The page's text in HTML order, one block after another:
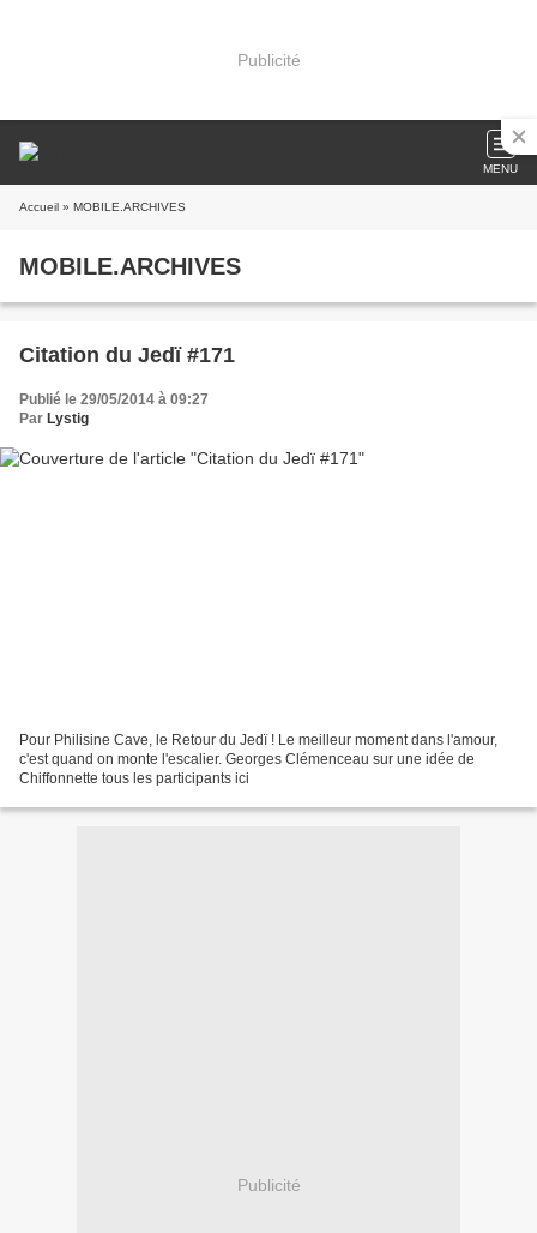
Publicité
MENU
Accueil » MOBILE.ARCHIVES
MOBILE.ARCHIVES
Citation du Jedï #171
Publié le 29/05/2014 à 09:27
Par Lystig
Pour Philisine Cave, le Retour du Jedï ! Le meilleur moment dans l'amour,
c'est quand on monte l'escalier. Georges Clémenceau sur une idée de
Chiffonnette tous les participants ici
Publicité